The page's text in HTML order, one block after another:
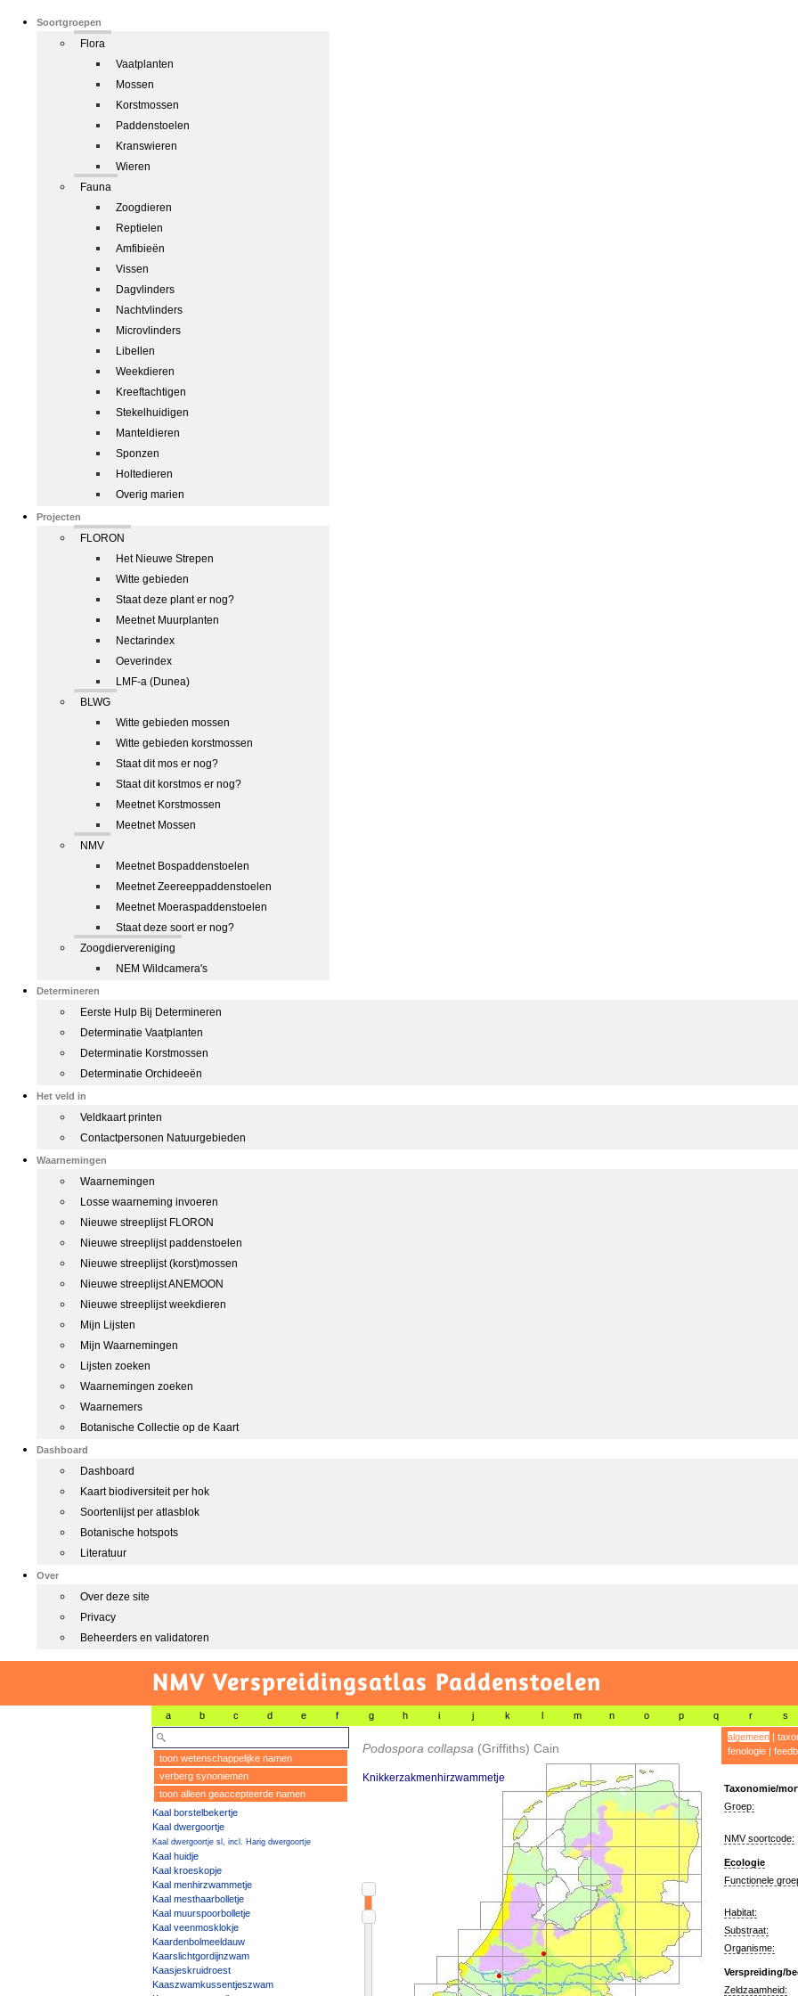
Soortgroepen
Flora
Vaatplanten
Mossen
Korstmossen
Paddenstoelen
Kranswieren
Wieren
Fauna
Zoogdieren
Reptielen
Amfibieën
Vissen
Dagvlinders
Nachtvlinders
Microvlinders
Libellen
Weekdieren
Kreeftachtigen
Stekelhuidigen
Manteldieren
Sponzen
Holtedieren
Overig marien
Projecten
FLORON
Het Nieuwe Strepen
Witte gebieden
Staat deze plant er nog?
Meetnet Muurplanten
Nectarindex
Oeverindex
LMF-a (Dunea)
BLWG
Witte gebieden mossen
Witte gebieden korstmossen
Staat dit mos er nog?
Staat dit korstmos er nog?
Meetnet Korstmossen
Meetnet Mossen
NMV
Meetnet Bospaddenstoelen
Meetnet Zeereeppaddenstoelen
Meetnet Moeraspaddenstoelen
Staat deze soort er nog?
Zoogdiervereniging
NEM Wildcamera's
Determineren
Eerste Hulp Bij Determineren
Determinatie Vaatplanten
Determinatie Korstmossen
Determinatie Orchideeën
Het veld in
Veldkaart printen
Contactpersonen Natuurgebieden
Waarnemingen
Waarnemingen
Losse waarneming invoeren
Nieuwe streeplijst FLORON
Nieuwe streeplijst paddenstoelen
Nieuwe streeplijst (korst)mossen
Nieuwe streeplijst ANEMOON
Nieuwe streeplijst weekdieren
Mijn Lijsten
Mijn Waarnemingen
Lijsten zoeken
Waarnemingen zoeken
Waarnemers
Botanische Collectie op de Kaart
Dashboard
Dashboard
Kaart biodiversiteit per hok
Soortenlijst per atlasblok
Botanische hotspots
Literatuur
Over
Over deze site
Privacy
Beheerders en validatoren
NMV Verspreidingsatlas Paddenstoelen
a b c d e f g h i j k l m n o p q r s
toon wetenschappelijke namen
verberg synoniemen
toon alleen geaccepteerde namen
Kaal borstelbekertje
Kaal dwergoortje
Kaal dwergoortje sl, incl. Harig dwergoortje
Kaal huidje
Kaal kroeskopje
Kaal menhirzwammetje
Kaal mesthaarbolletje
Kaal muurspoorbolletje
Kaal veenmosklokje
Kaardenbolmeeldauw
Kaarslichtgordijnzwam
Kaasjeskruidroest
Kaaszwamkussentjeszwam
Podospora collapsa (Griffiths) Cain
Knikkerzakmenhirzwammetje
algemeen|
fenologie|
Taxonomie/
Groep:
NMV soortcode:
Ecologie
Functionele
Habitat:
Substraat:
Organisme:
Verspreiding/
Zeldzaamheid: